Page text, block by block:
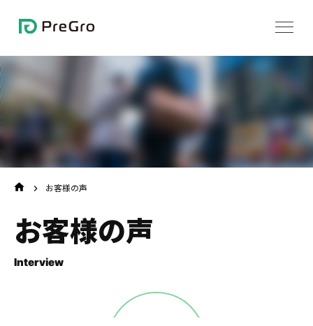
content
TOP お客様の声
お客様の声
Interview